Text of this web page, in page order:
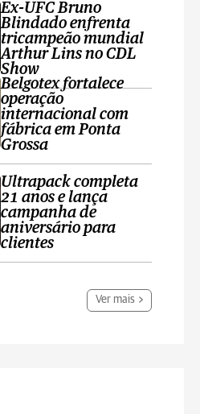
Ex-UFC Bruno
Blindado enfrenta
tricampeão mundial
Arthur Lins no CDL
Show
Belgotex fortalece
operação
internacional com
fábrica em Ponta
Grossa
Ultrapack completa
21 anos e lança
campanha de
aniversário para
clientes
Ver mais